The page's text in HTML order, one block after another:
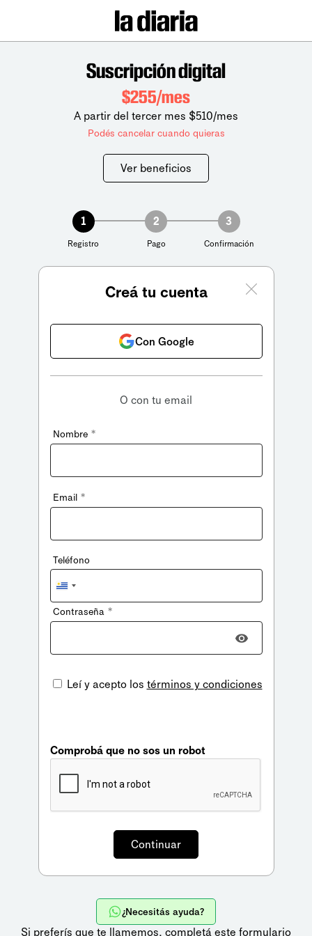
Suscripción digital
$255/mes
A partir del tercer mes $510/mes
Podés cancelar cuando quieras
Ver beneficios
1
Registro
2
Pago
3
Confirmación
Creá tu cuenta
Con Google
O con tu email
Nombre *
Email *
Teléfono
Uruguay
+598
Contraseña *
Leí y acepto los términos y condiciones
Comprobá que no sos un robot
¿Necesitás ayuda?
Si preferís que te llamemos, completá este formulario